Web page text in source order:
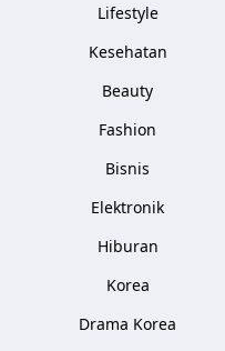
Lifestyle
Kesehatan
Beauty
Fashion
Bisnis
Elektronik
Hiburan
Korea
Drama Korea